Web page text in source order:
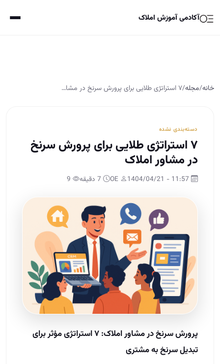
آکادمی آموزش املاک
خانه/مجله/۷ استراتژی طلایی برای پرورش سرنخ در مشا…
دسته‌بندی نشده
۷ استراتژی طلایی برای پرورش سرنخ
در مشاور املاک
پرورش سرنخ در مشاور املاک: ۷ استراتژی مؤثر برای
تبدیل سرنخ به مشتری